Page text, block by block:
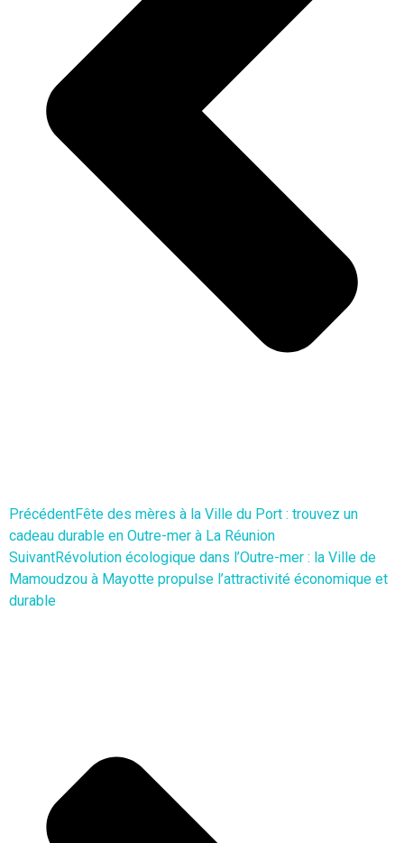
PrécédentFête des mères à la Ville du Port : trouvez un
cadeau durable en Outre-mer à La Réunion
SuivantRévolution écologique dans l’Outre-mer : la Ville de
Mamoudzou à Mayotte propulse l’attractivité économique et
durable